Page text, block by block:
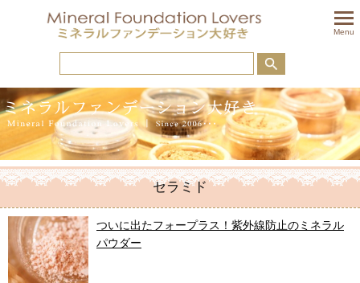
Menu
セラミド
ついに出たフォープラス！紫外線防止のミネラル
パウダー